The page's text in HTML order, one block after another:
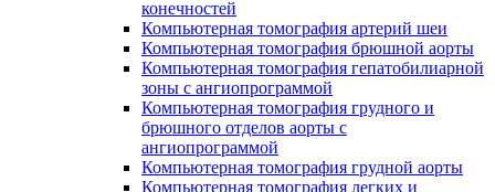
конечностей
Компьютерная томография артерий шеи
Компьютерная томография брюшной аорты
Компьютерная томография гепатобилиарной
зоны с ангиопрограммой
Компьютерная томография грудного и
брюшного отделов аорты с
ангиопрограммой
Компьютерная томография грудной аорты
Компьютерная томография легких и